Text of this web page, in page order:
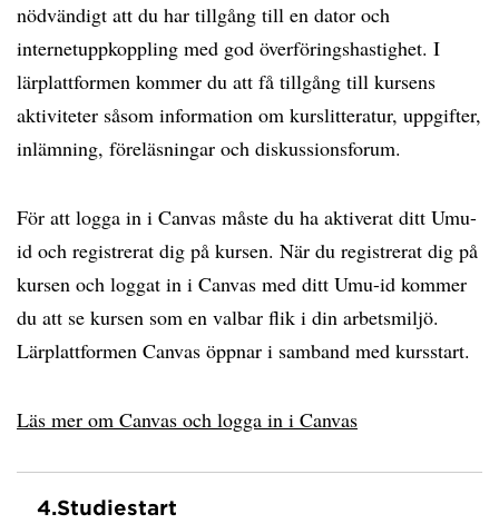
nödvändigt att du har tillgång till en dator och
internetuppkoppling med god överföringshastighet. I
lärplattformen kommer du att få tillgång till kursens
aktiviteter såsom information om kurslitteratur, uppgifter,
inlämning, föreläsningar och diskussionsforum.
För att logga in i Canvas måste du ha aktiverat ditt Umu-
id och registrerat dig på kursen. När du registrerat dig på
kursen och loggat in i Canvas med ditt Umu-id kommer
du att se kursen som en valbar flik i din arbetsmiljö.
Lärplattformen Canvas öppnar i samband med kursstart.
Läs mer om Canvas och logga in i Canvas
4.Studiestart